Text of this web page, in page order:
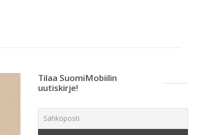
Tilaa SuomiMobiilin
uutiskirje!